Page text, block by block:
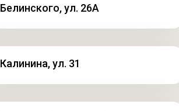
Белинского, ул. 26А
Калинина, ул. 31